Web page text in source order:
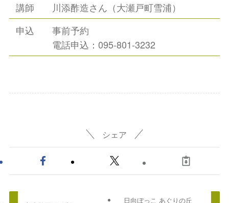
講師
川添酢造さん（大瀬戸町雪浦）
申込
事前予約
電話申込：095-801-3232
シェア
日向ぼっこ あぐりの丘